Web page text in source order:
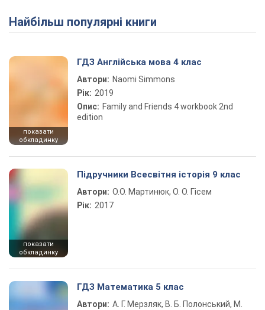
Найбільш популярні книги
показати
обкладинку
ГДЗ Англійська мова 4 клас
Автори: Naomi Simmons
Рік: 2019
Опис: Family and Friends 4 workbook 2nd
edition
показати
обкладинку
Підручники Всесвітня історія 9 клас
Автори: О.О. Мартинюк, О. О. Гісем
Рік: 2017
ГДЗ Математика 5 клас
Автори: А. Г. Мерзляк, В. Б. Полонський, М.